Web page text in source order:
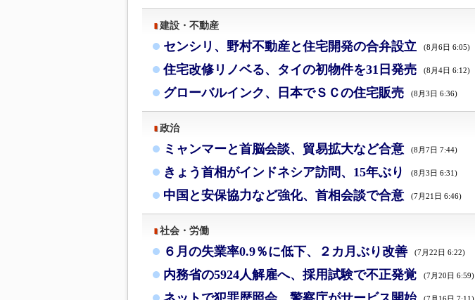
建設・不動産
センシリ、野村不動産と住宅開発の合弁設立 (8月6日 6:05)
住宅改修リノベる、タイの初物件を31日発売 (8月4日 6:12)
グローバルインク、日本でＳＣの住宅販売 (8月3日 6:36)
政治
ミャンマーと首脳会談、貿易拡大など合意 (8月7日 7:44)
きょう首相がインドネシア訪問、15年ぶり (8月3日 6:31)
中国と安保協力など強化、首相会談で合意 (7月21日 6:46)
社会・労働
６月の失業率0.9％に低下、２カ月ぶり改善 (7月22日 6:22)
内務省の5924人解雇へ、採用試験で不正発覚 (7月20日 6:59)